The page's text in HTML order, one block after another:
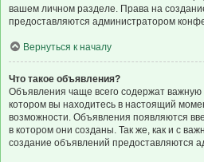
вашем личном разделе. Права на
предоставляются администратором
Вернуться к началу
Что такое объявления?
Объявления чаще всего содержат
котором вы находитесь в настоящий
возможности. Объявления появляются
в котором они созданы. Так же, как и с
создание объявлений предоставляются